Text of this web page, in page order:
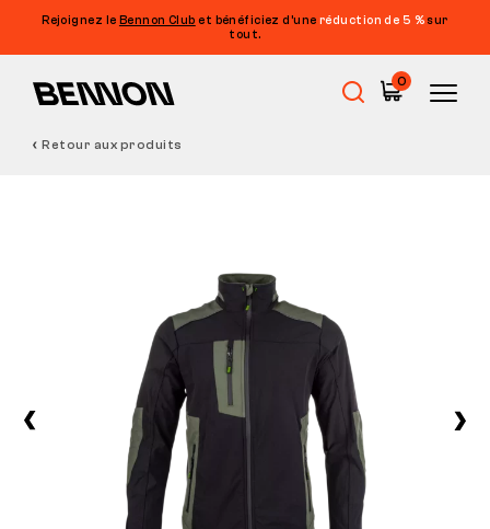
Rejoignez le Bennon Club et bénéficiez d’une réduction de 5 %sur
tout.
0
Chaussures de loisirs
Retour aux produits